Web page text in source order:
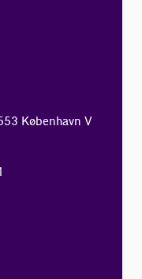
København V